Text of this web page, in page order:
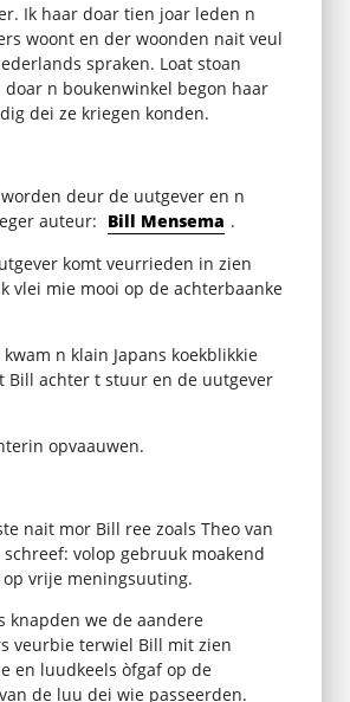
Ik haar doar tien joar leden n
woont en der woonden nait veul
spraken. Loat stoan
doar n boukenwinkel begon haar
dei ze kriegen konden.
deur de uutgever en n
auteur: Bill Mensema .
komt veurrieden in zien
vlei mie mooi op de achterbaanke
n klain Japans koekblikkie
Bill achter t stuur en de uutgever
opvaauwen.
nait mor Bill ree zoals Theo van
volop gebruuk moakend
vrije meningsuuting.
knapden we de aandere
veurbie terwiel Bill mit zien
en luudkeels òfgaf op de
de luu dei wie passeerden.